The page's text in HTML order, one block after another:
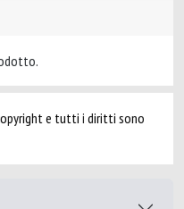
e tutti i diritti sono